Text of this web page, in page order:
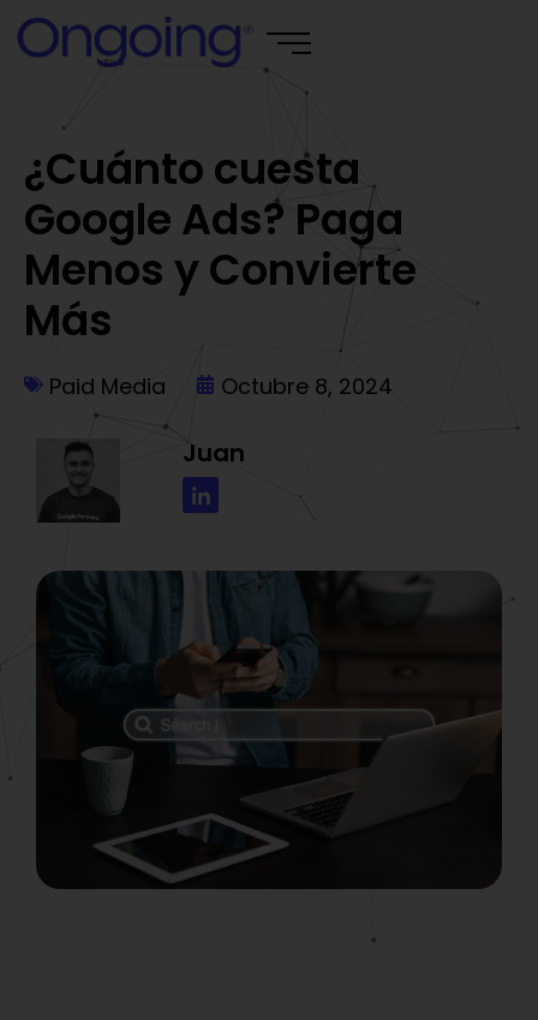
¿Cuánto cuesta
Google Ads? Paga
Menos y Convierte
Más
Paid Media Octubre 8, 2024
Juan